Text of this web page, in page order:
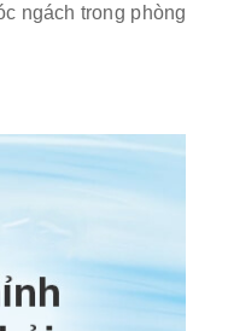
ngách trong phòng